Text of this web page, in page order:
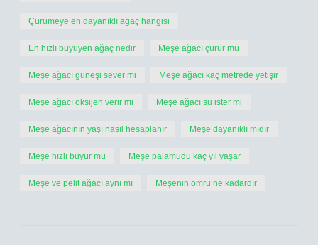
Çürümeye en dayanıklı ağaç hangisi
En hızlı büyüyen ağaç nedir Meşe ağacı çürür mü
Meşe ağacı güneşi sever mi Meşe ağacı kaç metrede yetişir
Meşe ağacı oksijen verir mi Meşe ağacı su ister mi
Meşe ağacının yaşı nasıl hesaplanır Meşe dayanıklı mıdır
Meşe hızlı büyür mü Meşe palamudu kaç yıl yaşar
Meşe ve pelit ağacı aynı mı Meşenin ömrü ne kadardır